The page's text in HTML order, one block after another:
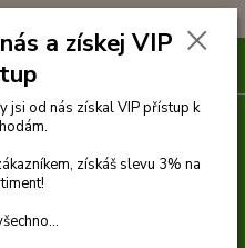
a získej VIP
jsi od nás získal VIP přístup k
získáš slevu 3% na